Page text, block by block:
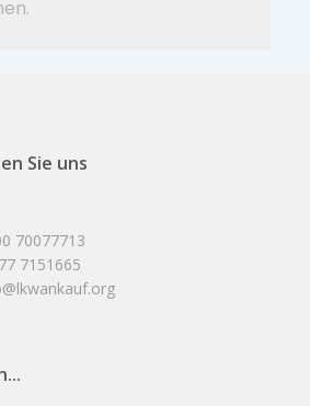
Sie uns
70077713
7151665